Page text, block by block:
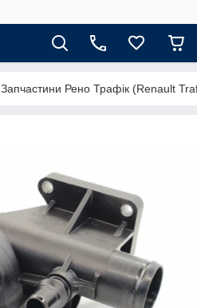
Запчастини Рено Трафік (Renault